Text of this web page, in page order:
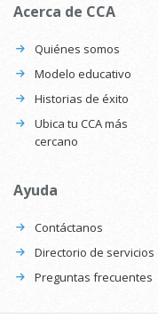
Acerca de CCA
Quiénes somos
Modelo educativo
Historias de éxito
Ubica tu CCA más
cercano
Ayuda
Contáctanos
Directorio de servicios
Preguntas frecuentes